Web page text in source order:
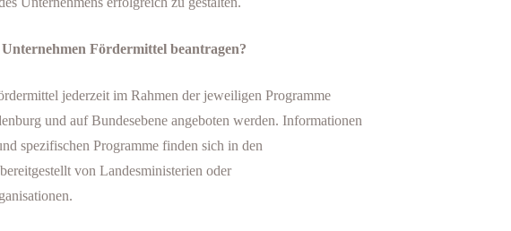
Fördermittel beantragen?
jederzeit im Rahmen der jeweiligen Programme
und auf Bundesebene angeboten werden. Informationen
spezifischen Programme finden sich in den
von Landesministerien oder